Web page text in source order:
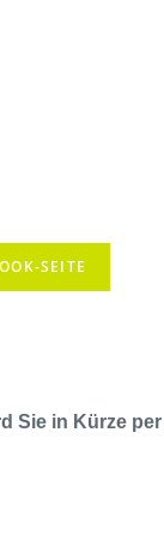
SEITE
Sie in Kürze per